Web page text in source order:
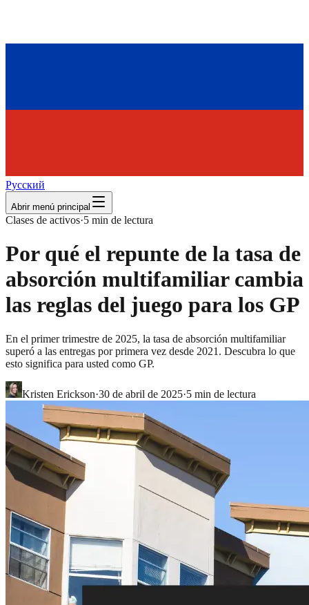
Русский
Abrir menú principal
Clases de activos·5 min de lectura
Por qué el repunte de la tasa de
absorción multifamiliar cambia
las reglas del juego para los GP
En el primer trimestre de 2025, la tasa de absorción multifamiliar
superó a las entregas por primera vez desde 2021. Descubra lo que
esto significa para usted como GP.
Kristen Erickson·30 de abril de 2025·5 min de lectura